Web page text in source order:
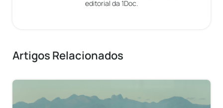
editorial da 1Doc.
Artigos Relacionados